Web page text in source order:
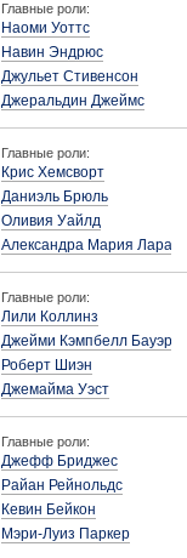
Главные роли:
Наоми Уоттс
Навин Эндрюс
Джульет Стивенсон
Джеральдин Джеймс
Главные роли:
Крис Хемсворт
Даниэль Брюль
Оливия Уайлд
Александра Мария Лара
Главные роли:
Лили Коллинз
Джейми Кэмпбелл Бауэр
Роберт Шиэн
Джемайма Уэст
Главные роли:
Джефф Бриджес
Райан Рейнольдс
Кевин Бейкон
Мэри-Луиз Паркер